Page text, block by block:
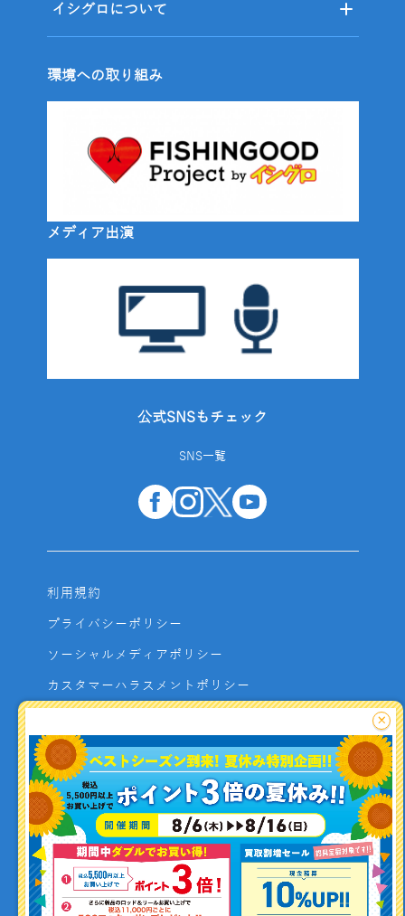
釣り情報を
投稿する
イシグロについて
環境への取り組み
メディア出演
公式SNSもチェック
SNS一覧
利用規約
プライバシーポリシー
ソーシャルメディアポリシー
カスタマーハラスメントポリシー
よくあるご質問
お問い合わせ
利用者資金の保全方法
×